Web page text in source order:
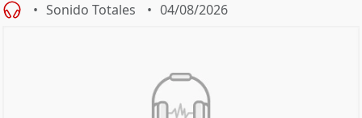
Sonido Totales 04/08/2026